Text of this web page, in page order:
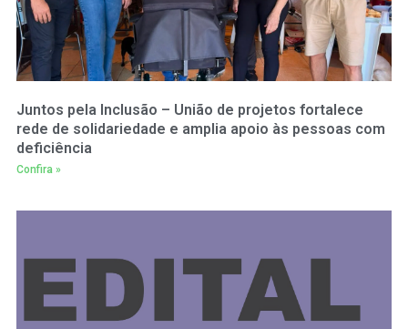
Juntos pela Inclusão – União de projetos fortalece
rede de solidariedade e amplia apoio às pessoas com
deficiência
Confira »